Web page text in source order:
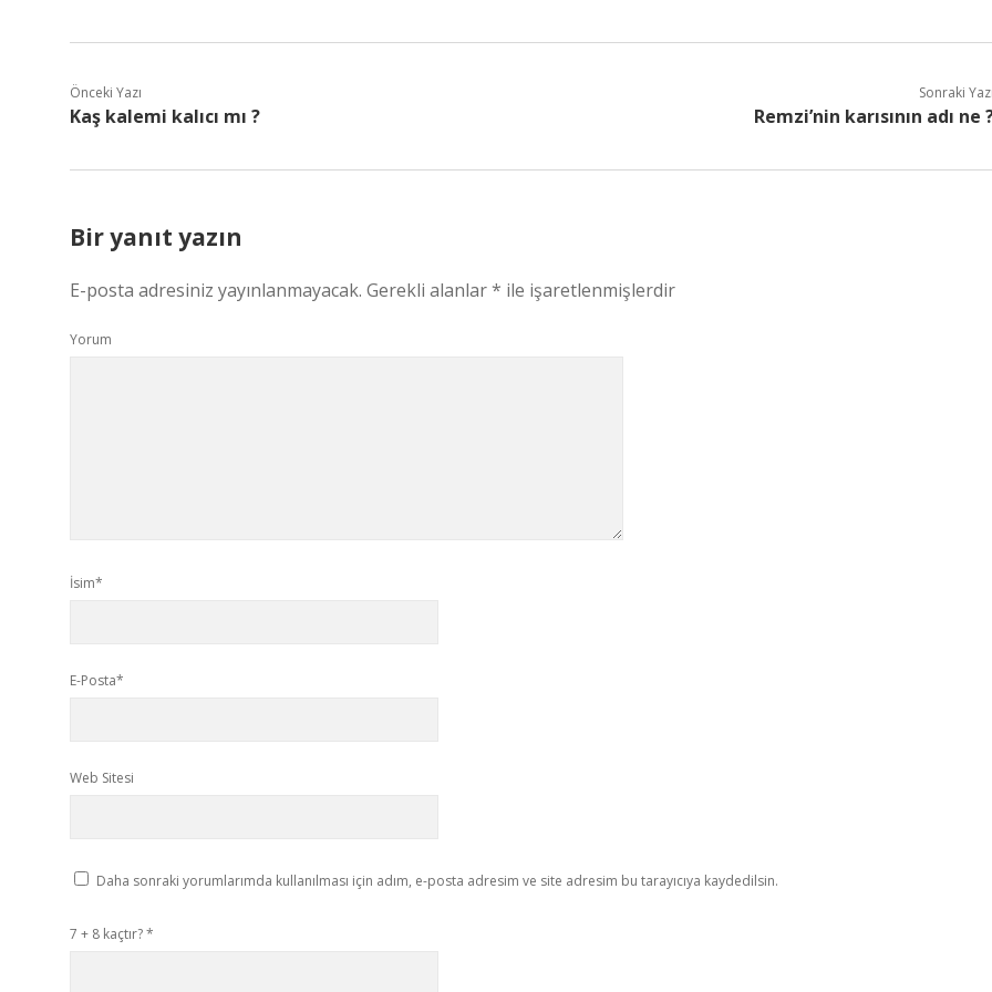
Önceki Yazı
Kaş kalemi kalıcı mı ?
Sonraki
Remzi’nin karısının adı ne
Bir yanıt yazın
E-posta adresiniz yayınlanmayacak. Gerekli alanlar* ile işaretlenmişlerdir
Yorum
İsim*
E-Posta*
Web Sitesi
Daha sonraki yorumlarımda kullanılması için adım, e-posta adresim ve site adresim bu tarayıcıya kaydedilsin.
7 + 8 kaçtır?*